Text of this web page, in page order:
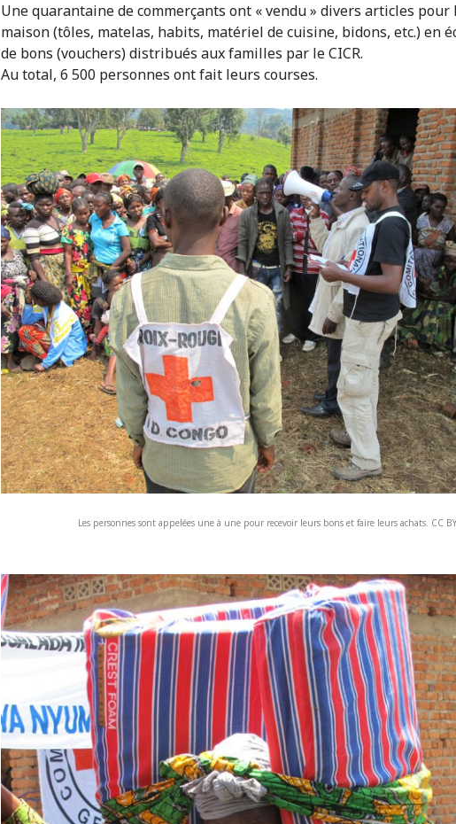
Une quarantaine de commerçants ont « vendu » divers articles pour
maison (tôles, matelas, habits, matériel de cuisine, bidons, etc.) en
de bons (vouchers) distribués aux familles par le CICR.
Au total, 6 500 personnes ont fait leurs courses.
Les personnes sont appelées une à une pour recevoir leurs bons et faire leurs achats. CC